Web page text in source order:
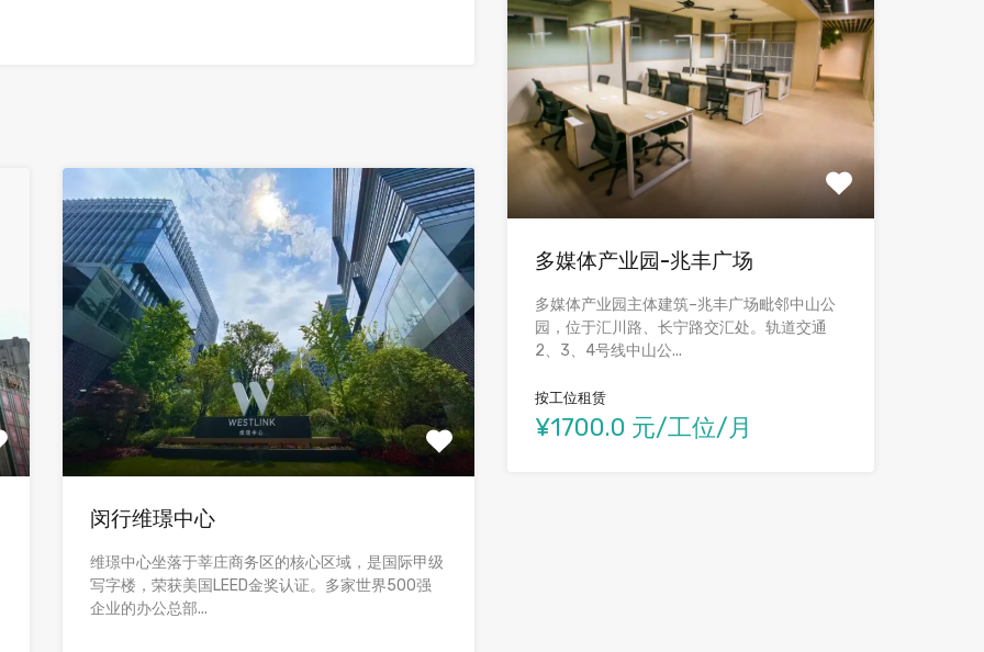
闵行维璟中心
维璟中心坐落于莘庄商务区的核心区域，是国际甲级
写字楼，荣获美国LEED金奖认证。多家世界500强
企业的办公总部...
多媒体产业园-兆丰广场
多媒体产业园主体建筑–兆丰广场毗邻中山公
园，位于汇川路、长宁路交汇处。轨道交通
2、3、4号线中山公...
按工位租赁
¥1700.0 元/工位/月